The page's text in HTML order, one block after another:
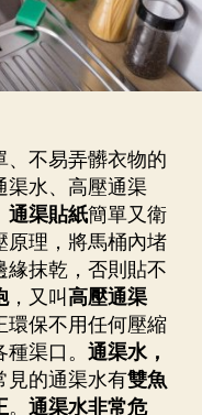
、不易弄髒衣物的
渠水、高壓通渠
通渠貼紙簡單又衛
原理，將馬桶內堵
緣抹乾，否則貼不
，又叫高壓通渠
環保不用任何壓縮
渠口。 通渠水，
見的通渠水有雙魚
。 通渠水非常危